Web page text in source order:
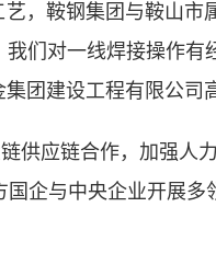
鞍钢集团与鞍山市
我们对一线焊接操作
团建设工程有限公司
应链合作，加强人
国企与中央企业开展